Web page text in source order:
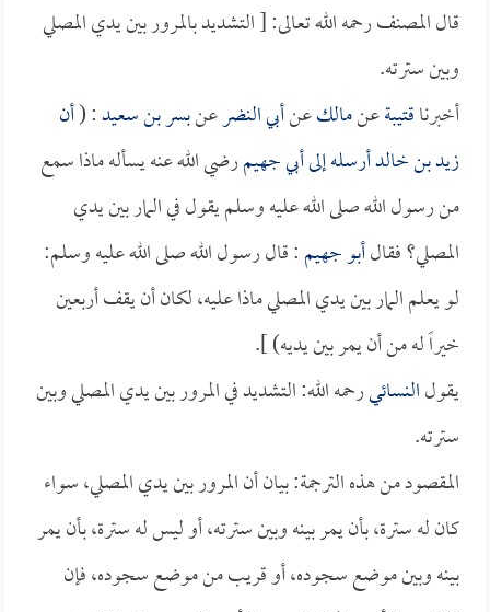
قال المصنف رحمه الله تعالى: [ التشديد بالمرور بين يدي المصلي
وبين سترته.
أخبرناقتيبةعنمالكعنأبي النضرعنبسر بن سعيد: (أن
زيد بن خالدأرسله إلىأبي جهيمرضي الله عنه يسأله ماذا سمع
من رسول الله صلى الله عليه وسلم يقول في المار بين يدي
المصلي؟ فقالأبو جهيم: قال رسول الله صلى الله عليه وسلم:
لو يعلم المار بين يدي المصلي ماذا عليه، لكان أن يقف أربعين
خيراً له من أن يمر بين يديه) ].
يقولالنسائيرحمه الله: التشديد في المرور بين يدي المصلي وبين
سترته.
المقصود من هذه الترجمة: بيان أن المرور بين يدي المصلي، سواء
كان له سترة، بأن يمر بينه وبين سترته، أو ليس له سترة، بأن يمر
بينه وبين موضع سجوده، أو قريب من موضع سجوده، فإن